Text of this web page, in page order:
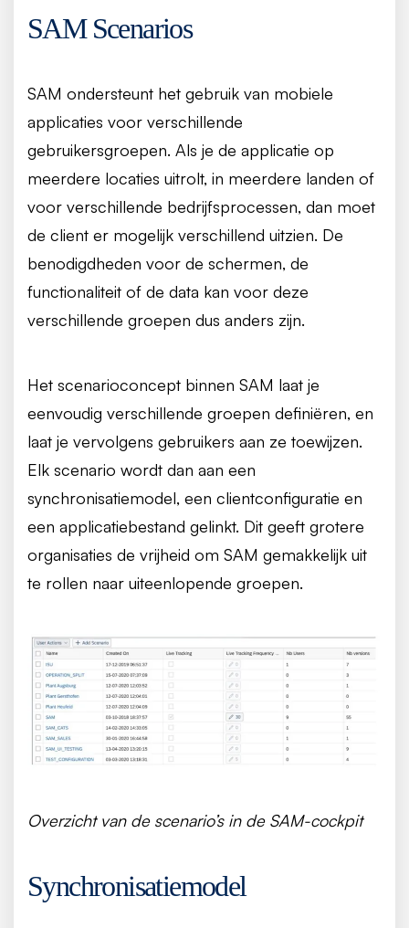
SAM Scenarios
SAM ondersteunt het gebruik van mobiele
applicaties voor verschillende
gebruikersgroepen. Als je de applicatie op
meerdere locaties uitrolt, in meerdere landen of
voor verschillende bedrijfsprocessen, dan moet
de client er mogelijk verschillend uitzien. De
benodigdheden voor de schermen, de
functionaliteit of de data kan voor deze
verschillende groepen dus anders zijn.
Het scenarioconcept binnen SAM laat je
eenvoudig verschillende groepen definiëren, en
laat je vervolgens gebruikers aan ze toewijzen.
Elk scenario wordt dan aan een
synchronisatiemodel, een clientconfiguratie en
een applicatiebestand gelinkt. Dit geeft grotere
organisaties de vrijheid om SAM gemakkelijk uit
te rollen naar uiteenlopende groepen.
Overzicht van de scenario’s in de SAM-cockpit
Synchronisatiemodel